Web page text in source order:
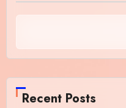
Recent Posts